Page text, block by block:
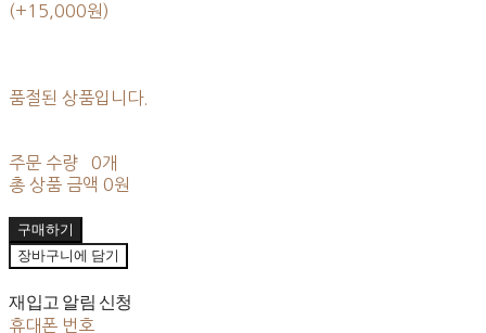
(+15,000원)
품절된 상품입니다.
주문 수량
0개
총 상품 금액 0원
구매하기
장바구니에 담기
재입고 알림 신청
휴대폰 번호